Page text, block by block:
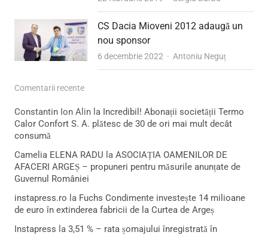
CS Dacia Mioveni 2012 adaugă un
nou sponsor
6 decembrie 2022 Author
Antoniu Neguț
Comentarii recente
Constantin Ion Alin la Incredibil! Abonații societății Termo
Calor Confort S. A. plătesc de 30 de ori mai mult decât
consumă
Camelia ELENA RADU la ASOCIAȚIA OAMENILOR DE
AFACERI ARGEȘ – propuneri pentru măsurile anunțate de
Guvernul României
instapress.ro la Fuchs Condimente investește 14 milioane
de euro în extinderea fabricii de la Curtea de Argeș
Instapress la 3,51 % – rata șomajului înregistrată în